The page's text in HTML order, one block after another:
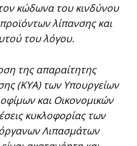
κώδωνα του κινδύνου
προϊόντων λίπανσης και
του λόγου.
της απαραίτητης
(ΚΥΑ) των Υπουργείων
και Οικονομικών
κυκλοφορίας των
Λιπασμάτων